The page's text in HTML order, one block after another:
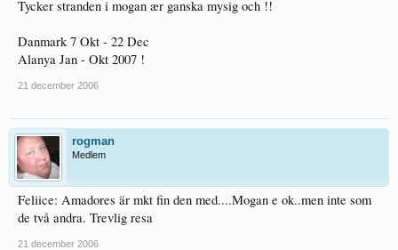
Tycker stranden i mogan ær ganska mysig och !!
Danmark 7 Okt - 22 Dec
Alanya Jan - Okt 2007 !
21 december 2006
rogman
Medlem
Feliice: Amadores är mkt fin den med....Mogan e ok..men inte som
de två andra. Trevlig resa
21 december 2006